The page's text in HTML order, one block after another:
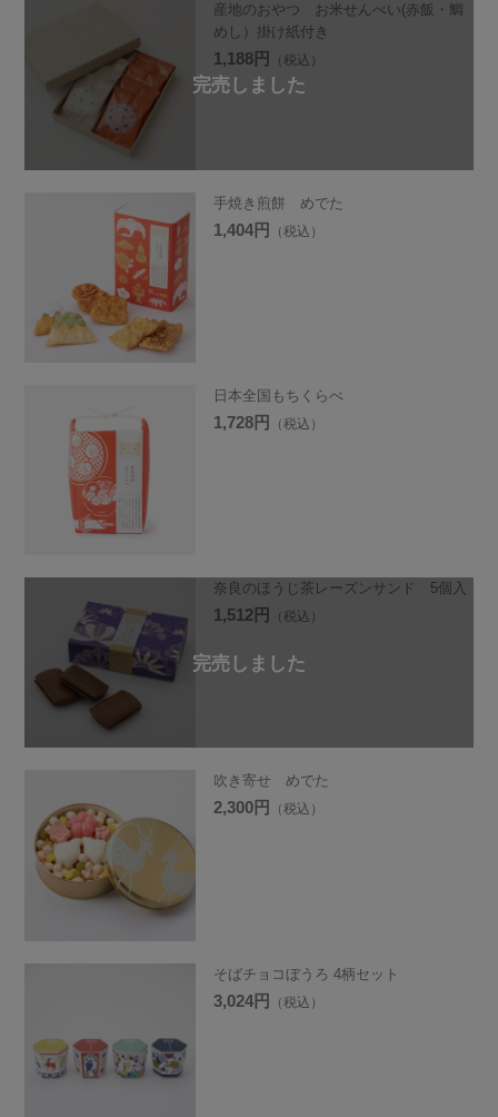
産地のおやつ お米せんべい(赤飯・鯛
めし）掛け紙付き
1,188円 （税込）
手焼き煎餅 めでた
1,404円 （税込）
日本全国もちくらべ
1,728円 （税込）
奈良のほうじ茶レーズンサンド 5個入
1,512円 （税込）
吹き寄せ めでた
2,300円 （税込）
そばチョコぼうろ 4柄セット
3,024円 （税込）